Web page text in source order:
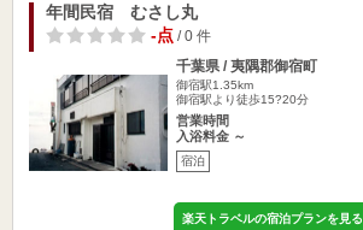
年間民宿 むさし丸
-点/ 0 件
千葉県 / 夷隅郡御宿町
御宿駅1.35km
御宿駅より徒歩15?20分
営業時間
入浴料金 ～
宿泊
楽天トラベルの宿泊プランを見る